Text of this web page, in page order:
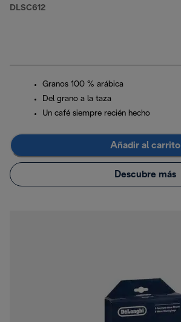
DLSC612
Granos 100 % arábica
Del grano a la taza
Un café siempre recién hecho
Añadir al carrito
Descubre más